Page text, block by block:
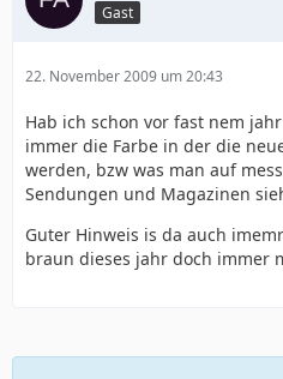
Gast
22. November 2009 um 20:43
Hab ich schon vor fast nem
immer die Farbe in der die
werden, bzw was man auf
Sendungen und Magazinen
Guter Hinweis is da auch
braun dieses jahr doch immer